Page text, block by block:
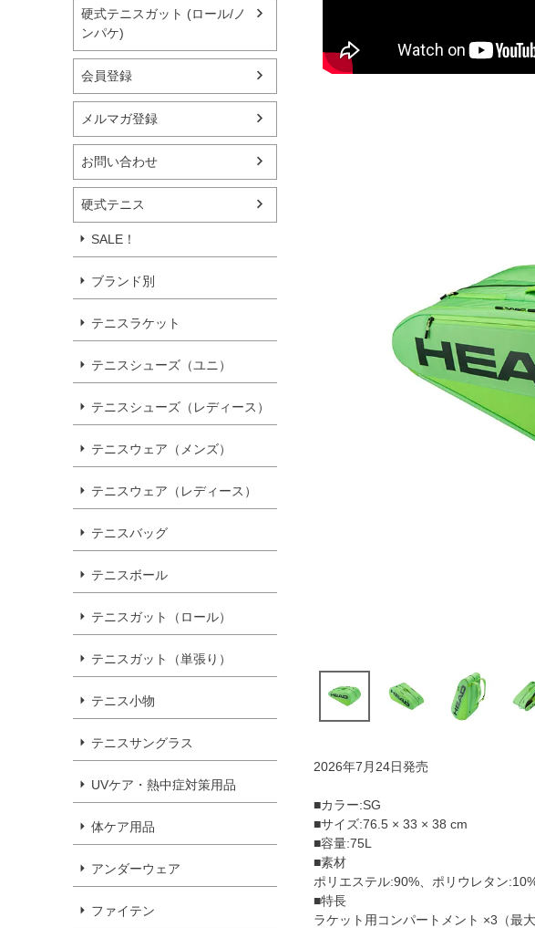
硬式テニスガット (ロール/ノ
ンパケ)
会員登録
メルマガ登録
お問い合わせ
硬式テニス
SALE！
ブランド別
テニスラケット
テニスシューズ（ユニ）
テニスシューズ（レディース）
テニスウェア（メンズ）
テニスウェア（レディース）
テニスバッグ
テニスボール
テニスガット（ロール）
テニスガット（単張り）
テニス小物
テニスサングラス
UVケア・熱中症対策用品
体ケア用品
アンダーウェア
ファイテン
2026年7月24日発売
■カラー:SG
■サイズ:76.5 × 33 × 38 cm
■容量:75L
■素材
ポリエステル:90%、ポリウレタン
■特長
ラケット用コンパートメント ×3（最